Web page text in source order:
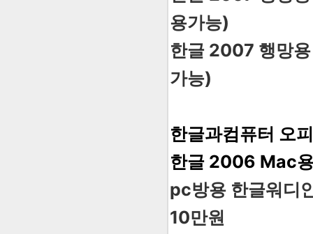
용가능)
한글 2007 행망
가능)
한글과컴퓨터 오
한글 2006 Mac
pc방용 한글워디
10만원